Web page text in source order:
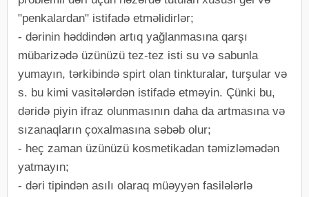
"penkalardan" istifadə etməlidirlər;
- dərinin həddindən artıq yağlanmasına qarşı
mübarizədə üzünüzü tez-tez isti su və sabunla
yumayın, tərkibində spirt olan tinkturalar, turşular və
s. bu kimi vasitələrdən istifadə etməyin. Çünki bu,
dəridə piyin ifraz olunmasının daha da artmasına və
sızanaqların çoxalmasına səbəb olur;
- heç zaman üzünüzü kosmetikadan təmizləmədən
yatmayın;
- dəri tipindən asılı olaraq müəyyən fasilələrlə